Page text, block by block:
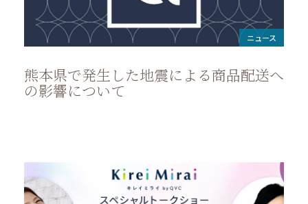
ニュース
熊本県で発生した地震による商品配送へ
の影響について